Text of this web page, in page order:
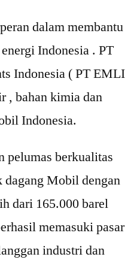
dalam membantu
Indonesia . PT
Indonesia ( PT EMLI
, bahan kimia dan
Indonesia.
pelumas berkualitas
Mobil dengan
dari 165.000 barel
memasuki pasar
industri dan